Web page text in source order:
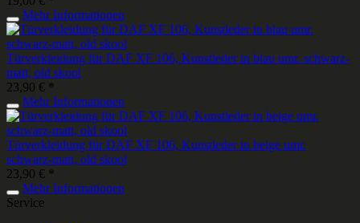
Mehr Informationen
Türverkleidung für DAF XF 106, Kunstleder in blau umr. schwarz-
matt, old skool
23,90 € *
Mehr Informationen
Türverkleidung für DAF XF 106, Kunstleder in beige umr.
schwarz-matt, old skool
23,90 € *
Mehr Informationen
Service